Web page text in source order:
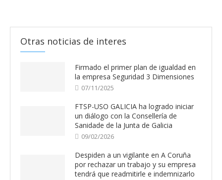
Otras noticias de interes
Firmado el primer plan de igualdad en
la empresa Seguridad 3 Dimensiones
07/11/2025
FTSP-USO GALICIA ha logrado iniciar
un diálogo con la Consellería de
Sanidade de la Junta de Galicia
09/02/2026
Despiden a un vigilante en A Coruña
por rechazar un trabajo y su empresa
tendrá que readmitirle e indemnizarlo